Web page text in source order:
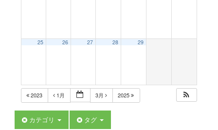
25 26 27 28 29
2023 1月 3月 2025
カテゴリ タグ